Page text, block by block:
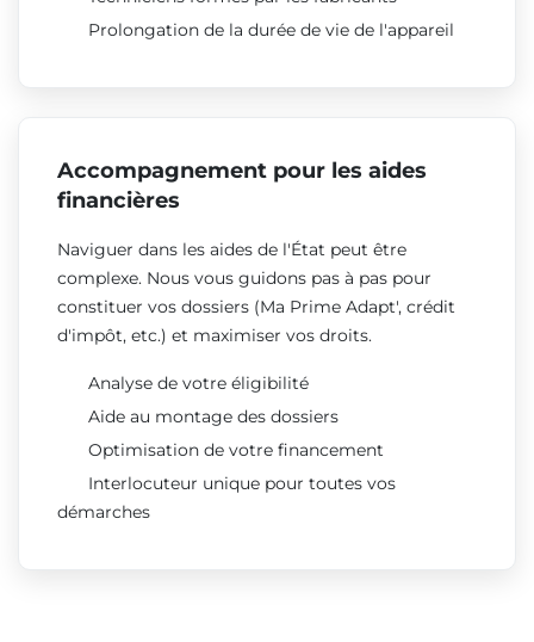
Prolongation de la durée de vie de l'appareil
Accompagnement pour les aides
financières
Naviguer dans les aides de l'État peut être
complexe. Nous vous guidons pas à pas pour
constituer vos dossiers (Ma Prime Adapt', crédit
d'impôt, etc.) et maximiser vos droits.
Analyse de votre éligibilité
Aide au montage des dossiers
Optimisation de votre financement
Interlocuteur unique pour toutes vos
démarches